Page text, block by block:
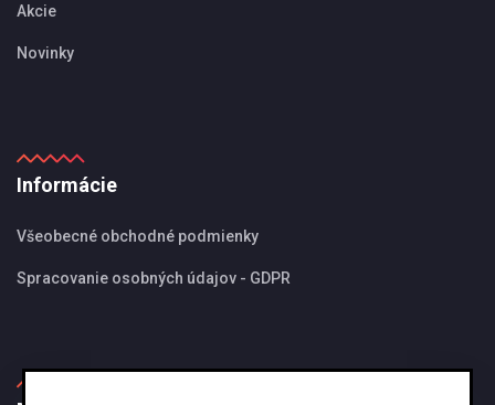
Akcie
Novinky
Informácie
Všeobecné obchodné podmienky
Spracovanie osobných údajov - GDPR